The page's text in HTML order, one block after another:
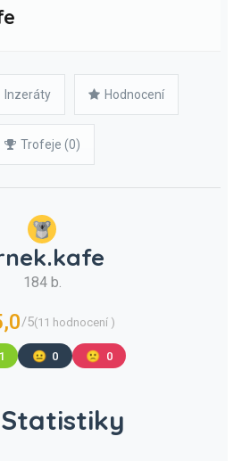
Inzeráty Hodnocení
Trofeje (0)
184 b.
/5(11 hodnocení )
😐 0 🙁 0
Statistiky